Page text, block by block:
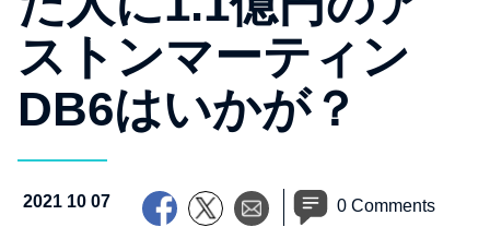
ストンマーティン
DB6はいかが？
2021 10 07 0 Comments